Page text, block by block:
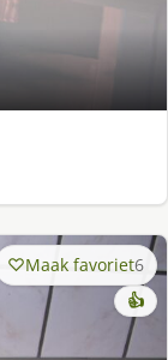
Maak favoriet6
👍